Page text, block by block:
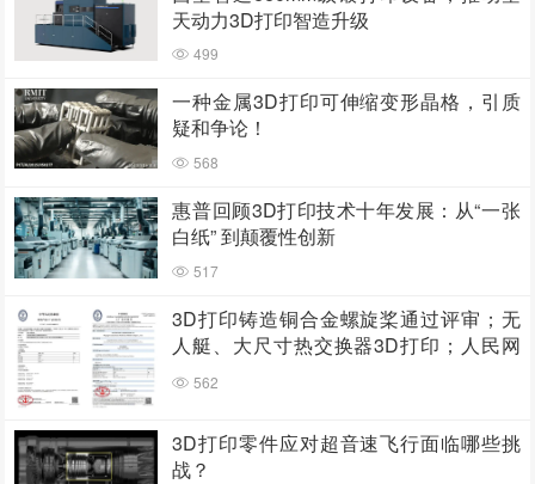
天动力3D打印智造升级
499
一种金属3D打印可伸缩变形晶格，引质
疑和争论！
568
惠普回顾3D打印技术十年发展：从“一张
白纸” 到颠覆性创新
517
3D打印铸造铜合金螺旋桨通过评审；无
人艇、大尺寸热交换器3D打印；人民网
报道两家3D打印企业
562
3D打印零件应对超音速飞行面临哪些挑
战？